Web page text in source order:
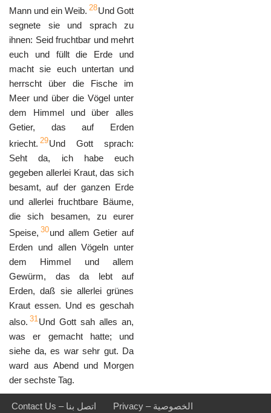
Mann und ein Weib. 28Und Gott
segnete sie und sprach zu
ihnen: Seid fruchtbar und mehrt
euch und füllt die Erde und
macht sie euch untertan und
herrscht über die Fische im
Meer und über die Vögel unter
dem Himmel und über alles
Getier, das auf Erden
kriecht. 29Und Gott sprach:
Seht da, ich habe euch
gegeben allerlei Kraut, das sich
besamt, auf der ganzen Erde
und allerlei fruchtbare Bäume,
die sich besamen, zu eurer
Speise, 30und allem Getier auf
Erden und allen Vögeln unter
dem Himmel und allem
Gewürm, das da lebt auf
Erden, daß sie allerlei grünes
Kraut essen. Und es geschah
also. 31Und Gott sah alles an,
was er gemacht hatte; und
siehe da, es war sehr gut. Da
ward aus Abend und Morgen
der sechste Tag.
Contact Us – اتصل بنا Privacy – الخصوصية